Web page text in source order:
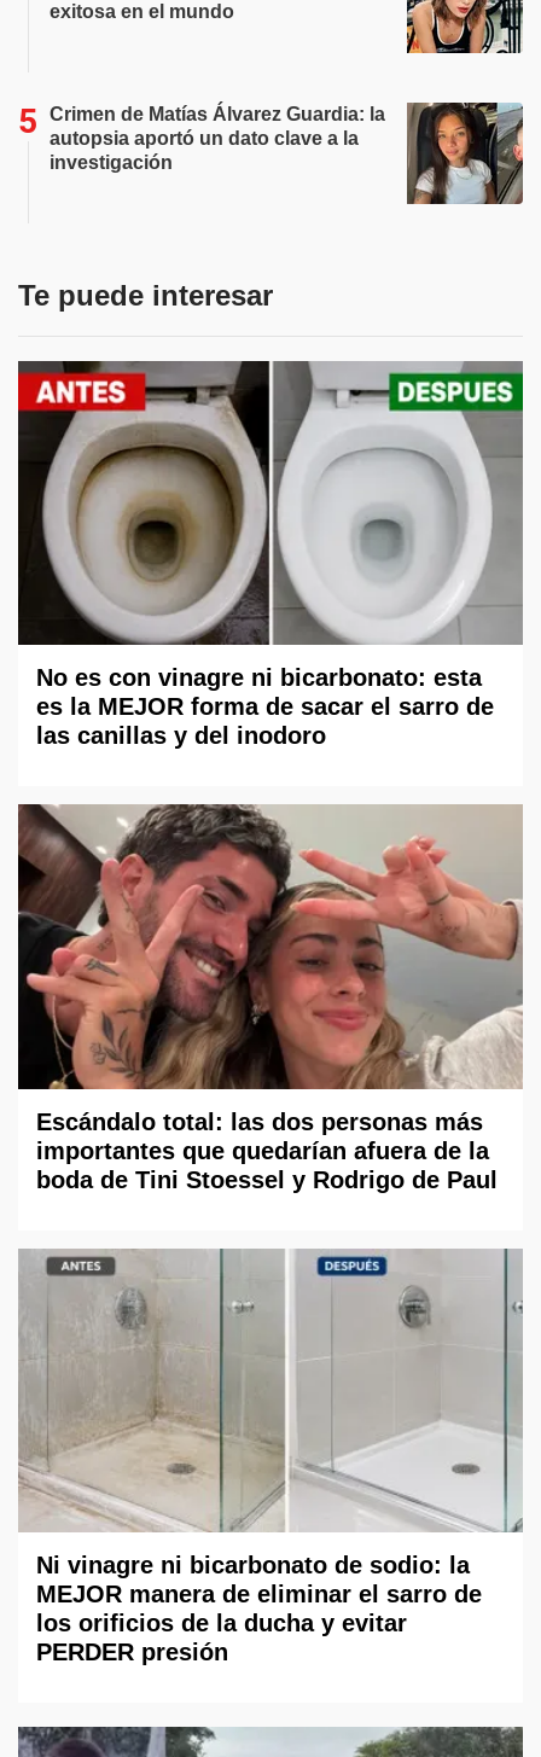
exitosa en el mundo
Crimen de Matías Álvarez Guardia: la
autopsia aportó un dato clave a la
investigación
Te puede interesar
No es con vinagre ni bicarbonato: esta
es la MEJOR forma de sacar el sarro de
las canillas y del inodoro
Escándalo total: las dos personas más
importantes que quedarían afuera de la
boda de Tini Stoessel y Rodrigo de Paul
Ni vinagre ni bicarbonato de sodio: la
MEJOR manera de eliminar el sarro de
los orificios de la ducha y evitar
PERDER presión